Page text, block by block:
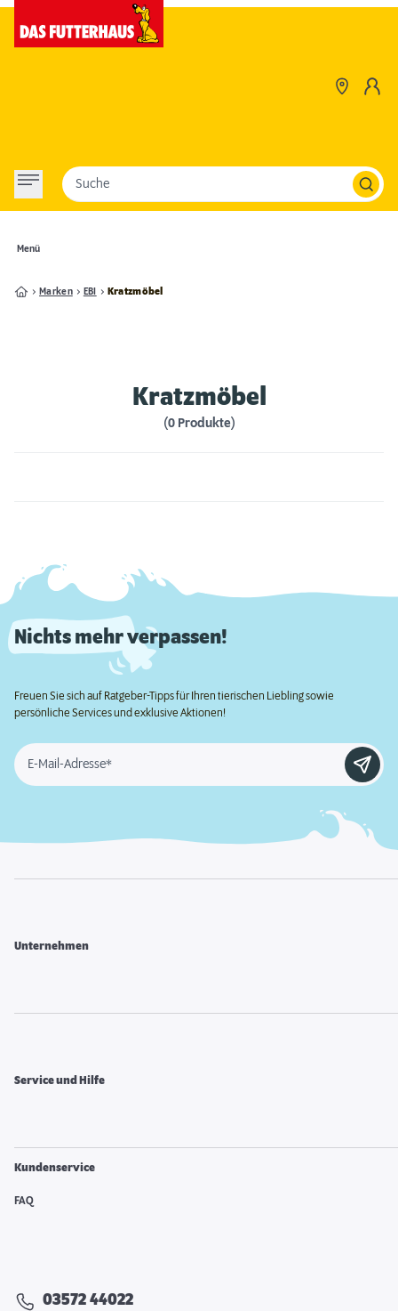
Menü
Suche
Marken EBI Kratzmöbel
Kratzmöbel
(0 Produkte)
Nichts mehr verpassen!
Freuen Sie sich auf Ratgeber-Tipps für Ihren tierischen Liebling sowie
persönliche Services und exklusive Aktionen!
E-Mail-Adresse*
Unternehmen
Service und Hilfe
Kundenservice
FAQ
03572 44022